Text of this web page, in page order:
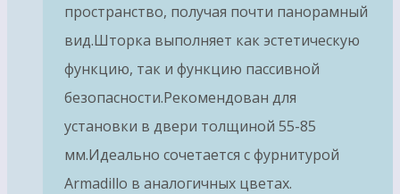
пространство, получая почти панорамный
вид.Шторка выполняет как эстетическую
функцию, так и функцию пассивной
безопасности.Рекомендован для
установки в двери толщиной 55-85
мм.Идеально сочетается с фурнитурой
Armadillo в аналогичных цветах.